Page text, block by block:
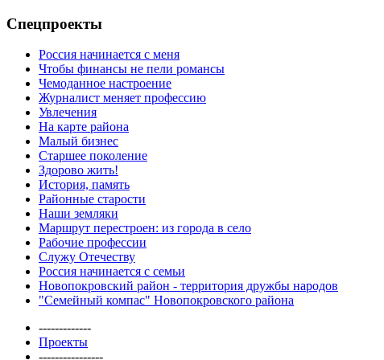
Спецпроекты
Россия начинается с меня
Чтобы финансы не пели романсы
Чемоданное настроение
Журналист меняет профессию
Увлечения
На карте района
Малый бизнес
Старшее поколение
Здорово жить!
История, память
Районные старости
Наши земляки
Маршрут перестроен: из города в село
Рабочие профессии
Служу Отечеству
Россия начинается с семьи
Новопокровский район - территория дружбы народов
"Семейный компас" Новопокровского района
-------------
Проекты
----------------